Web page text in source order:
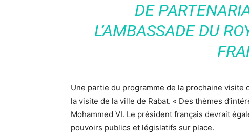
DE
L’AMBASSADE DU
Une partie du programme de la prochaine visite
la visite de la ville de Rabat. « Des thèmes
Mohammed VI. Le président français devrait
pouvoirs publics et législatifs sur place.